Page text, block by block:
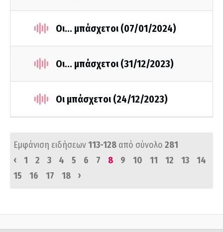
Οι... μπάσχετοι (07/01/2024)
Οι... μπάσχετοι (31/12/2023)
Οι μπάσχετοι (24/12/2023)
Εμφάνιση ειδήσεων113-128 από σύνολο 281
‹
1 2 3 4 5 6 7 8 9 10 11 12 13
14
15
16 17 18 ›